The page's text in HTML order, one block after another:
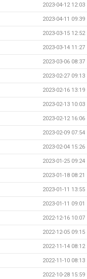
2023-04-12 12:03
2023-04-11 09:39
2023-03-15 12:52
2023-03-14 11:27
2023-03-06 08:37
2023-02-27 09:13
2023-02-16 13:19
2023-02-13 10:03
2023-02-12 16:06
2023-02-09 07:54
2023-02-04 15:26
2023-01-25 09:24
2023-01-18 08:21
2023-01-11 13:55
2023-01-11 09:01
2022-12-16 10:07
2022-12-05 09:15
2022-11-14 08:12
2022-11-10 08:13
2022-10-28 15:59